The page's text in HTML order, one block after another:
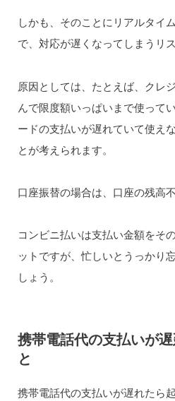
しかも、そのことにリアルタイ
で、対応が遅くなってしまうリ
原因としては、たとえば、クレ
んで限度額いっぱいまで使って
ードの支払いが遅れていて使え
とが考えられます。
口座振替の場合は、口座の残高
コンビニ払いは支払い金額をそ
ットですが、忙しいとうっかり
しょう。
携帯電話代の支払いが
と
携帯電話代の支払いが遅れたら